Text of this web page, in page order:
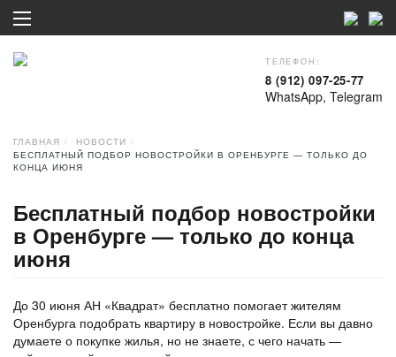
ТЕЛЕФОН:
8 (912) 097-25-77
WhatsApp, Telegram
ГЛАВНАЯ
НОВОСТИ
БЕСПЛАТНЫЙ ПОДБОР НОВОСТРОЙКИ В ОРЕНБУРГЕ — ТОЛЬКО ДО
КОНЦА ИЮНЯ
Бесплатный подбор новостройки
в Оренбурге — только до конца
июня
До 30 июня АН «Квадрат» бесплатно помогает жителям
Оренбурга подобрать квартиру в новостройке. Если вы давно
думаете о покупке жилья, но не знаете, с чего начать —